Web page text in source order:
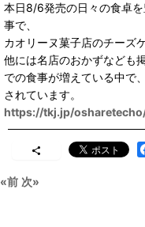
本日8/6発売の日々の食卓
事で、
カオリーヌ菓子店のチーズ
他には名店のおかずなども
での食事が増えている中で
されています。
https://tkj.jp/
«前 次»